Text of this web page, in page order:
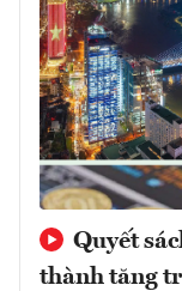
Quyết
thành tăng